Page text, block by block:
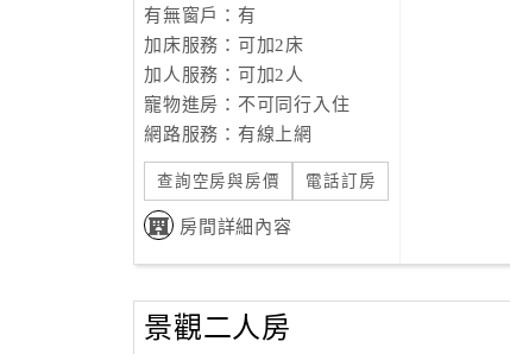
有無窗戶：有
加床服務：可加2床
加人服務：可加2人
寵物進房：不可同行入住
網路服務：有線上網
查詢空房與房價 電話訂房
房間詳細內容
景觀二人房